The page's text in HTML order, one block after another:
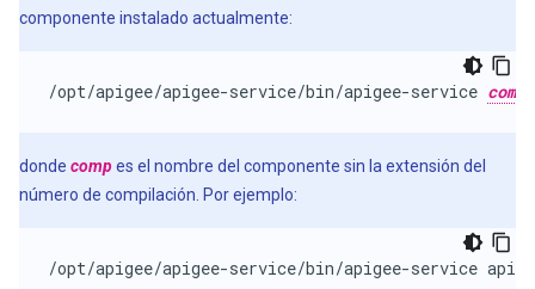
componente instalado actualmente:
/opt/apigee/apigee-service/bin/apigee-service comp
donde compes el nombre del componente sin la extensión del
número de compilación. Por ejemplo:
/opt/apigee/apigee-service/bin/apigee-service